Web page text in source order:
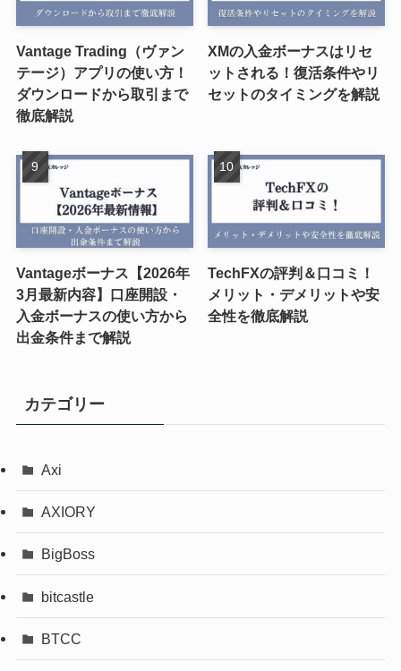
Vantage Trading（ヴァン
テージ）アプリの使い方！
ダウンロードから取引まで
徹底解説
XMの入金ボーナスはリセ
ットされる！復活条件やリ
セットのタイミングを解説
Vantageボーナス【2026年
3月最新内容】口座開設・
入金ボーナスの使い方から
出金条件まで解説
TechFXの評判＆口コミ！
メリット・デメリットや安
全性を徹底解説
カテゴリー
Axi
AXIORY
BigBoss
bitcastle
BTCC